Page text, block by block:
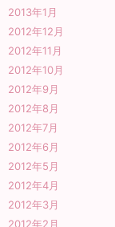
2013年1月
2012年12月
2012年11月
2012年10月
2012年9月
2012年8月
2012年7月
2012年6月
2012年5月
2012年4月
2012年3月
2012年2月